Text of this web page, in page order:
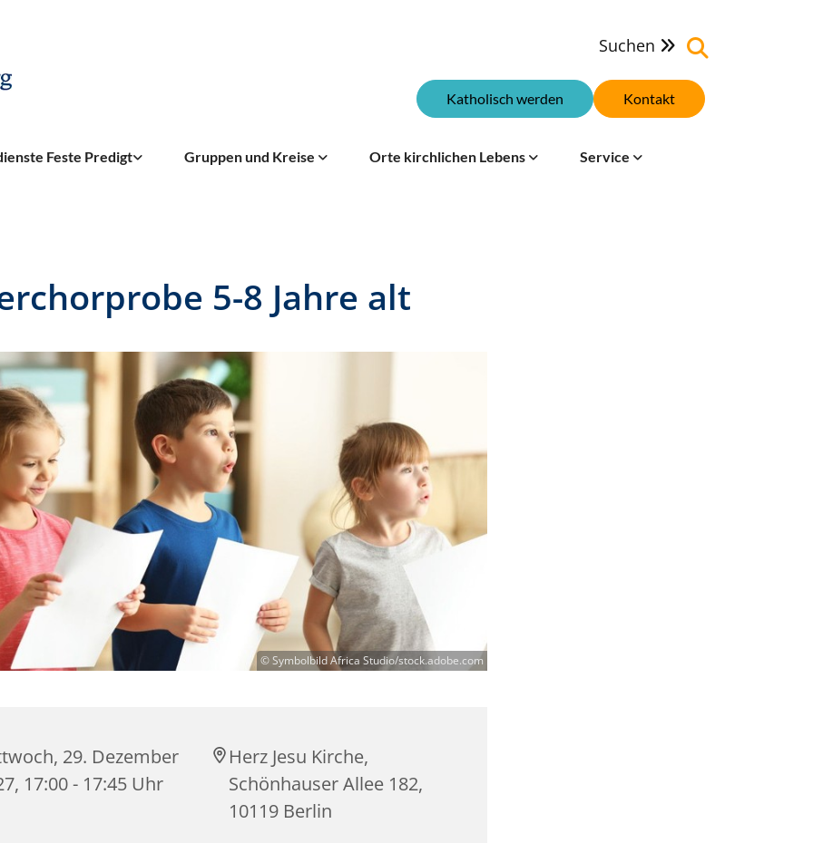
Suchen 
Kontakt
Katholisch werden
Feste Predigt Gruppen und Kreise Orte kirchlichen Lebens Service
5-8 Jahre alt
© Symbolbild Africa Studio/stock.adobe.com
29. Dezember
17:00 - 17:45 Uhr
Herz Jesu Kirche,
Schönhauser Allee 182,
10119 Berlin